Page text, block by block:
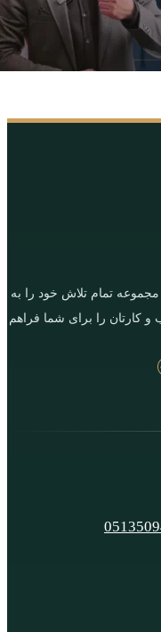
تمام تلاش خود را به
و کارتان را برای شما فراهم